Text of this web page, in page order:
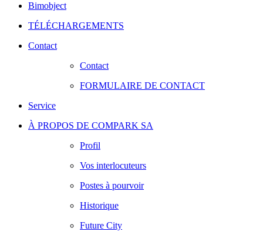
Bimobject
TÉLÉCHARGEMENTS
Contact
Contact
FORMULAIRE DE CONTACT
Service
À PROPOS DE COMPARK SA
Profil
Vos interlocuteurs
Postes à pourvoir
Historique
Future City